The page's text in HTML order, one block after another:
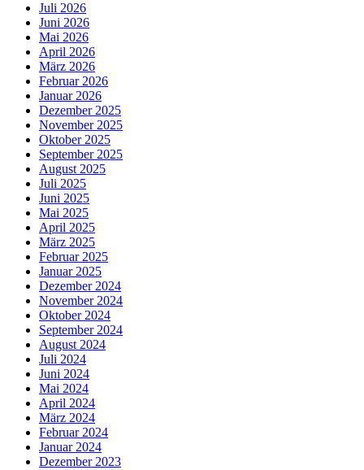
Juli 2026
Juni 2026
Mai 2026
April 2026
März 2026
Februar 2026
Januar 2026
Dezember 2025
November 2025
Oktober 2025
September 2025
August 2025
Juli 2025
Juni 2025
Mai 2025
April 2025
März 2025
Februar 2025
Januar 2025
Dezember 2024
November 2024
Oktober 2024
September 2024
August 2024
Juli 2024
Juni 2024
Mai 2024
April 2024
März 2024
Februar 2024
Januar 2024
Dezember 2023